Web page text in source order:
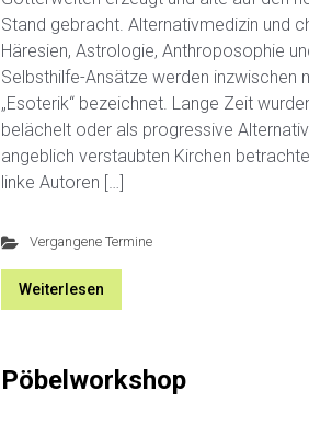
Stand gebracht. Alternativmedizin und
Häresien, Astrologie, Anthroposophie
Selbsthilfe-Ansätze werden inzwischen
„Esoterik“ bezeichnet. Lange Zeit
belächelt oder als progressive
angeblich verstaubten Kirchen
linke Autoren […]
Vergangene Termine
Weiterlesen
Pöbelworkshop